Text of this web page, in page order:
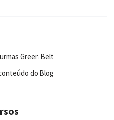
Green Belt
do Blog